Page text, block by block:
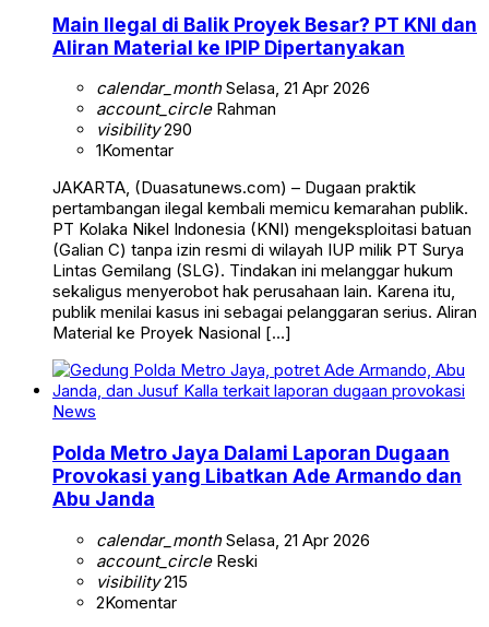
Main Ilegal di Balik Proyek Besar? PT KNI dan
Aliran Material ke IPIP Dipertanyakan
calendar_monthSelasa, 21 Apr 2026
account_circleRahman
visibility290
1Komentar
JAKARTA, (Duasatunews.com) – Dugaan praktik
pertambangan ilegal kembali memicu kemarahan publik.
PT Kolaka Nikel Indonesia (KNI) mengeksploitasi batuan
(Galian C) tanpa izin resmi di wilayah IUP milik PT Surya
Lintas Gemilang (SLG). Tindakan ini melanggar hukum
sekaligus menyerobot hak perusahaan lain. Karena itu,
publik menilai kasus ini sebagai pelanggaran serius. Aliran
Material ke Proyek Nasional […]
News
Polda Metro Jaya Dalami Laporan Dugaan
Provokasi yang Libatkan Ade Armando dan
Abu Janda
calendar_monthSelasa, 21 Apr 2026
account_circleReski
visibility215
2Komentar